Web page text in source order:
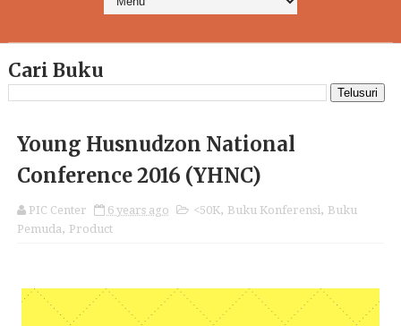
Cari Buku
Young Husnudzon National
Conference 2016 (YHNC)
PIC Center 6 years ago <50K, Buku Konferensi, Buku
Pemuda, Product